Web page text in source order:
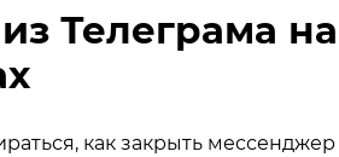
Телеграма
как закрыть